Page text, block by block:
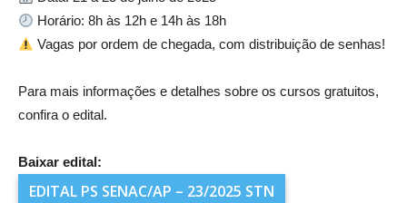
Horário: 8h às 12h e 14h às 18h
Vagas por ordem de chegada, com distribuição de senhas!
Para mais informações e detalhes sobre os cursos gratuitos,
confira o edital.
Baixar edital:
EDITAL PS SENAC/AP – 23/2025 STN